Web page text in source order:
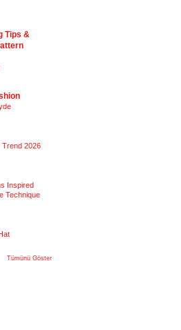
Tips &
Trend 2026
Inspired
Technique
Tümünü Göster